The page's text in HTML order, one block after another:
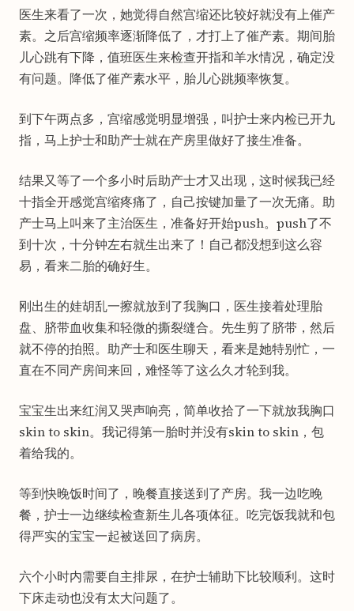
医生来看了一次，她觉得自然宫缩还比较好就没有上催产
素。之后宫缩频率逐渐降低了，才打上了催产素。期间胎
儿心跳有下降，值班医生来检查开指和羊水情况，确定没
有问题。降低了催产素水平，胎儿心跳频率恢复。
到下午两点多，宫缩感觉明显增强，叫护士来内检已开九
指，马上护士和助产士就在产房里做好了接生准备。
结果又等了一个多小时后助产士才又出现，这时候我已经
十指全开感觉宫缩疼痛了，自己按键加量了一次无痛。助
产士马上叫来了主治医生，准备好开始push。push了不
到十次，十分钟左右就生出来了！自己都没想到这么容
易，看来二胎的确好生。
刚出生的娃胡乱一擦就放到了我胸口，医生接着处理胎
盘、脐带血收集和轻微的撕裂缝合。先生剪了脐带，然后
就不停的拍照。助产士和医生聊天，看来是她特别忙，一
直在不同产房间来回，难怪等了这么久才轮到我。
宝宝生出来红润又哭声响亮，简单收拾了一下就放我胸口
skin to skin。我记得第一胎时并没有skin to skin，包
着给我的。
等到快晚饭时间了，晚餐直接送到了产房。我一边吃晚
餐，护士一边继续检查新生儿各项体征。吃完饭我就和包
得严实的宝宝一起被送回了病房。
六个小时内需要自主排尿，在护士辅助下比较顺利。这时
下床走动也没有太大问题了。